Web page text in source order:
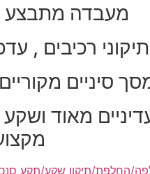
מעבדה מתבצע
תיקוני רכיבים ,
סיניים
עדיניים מאוד
החלפת/תיקון שקע/תקע